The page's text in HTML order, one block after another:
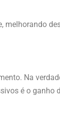
melhorando
Na
é o ganho